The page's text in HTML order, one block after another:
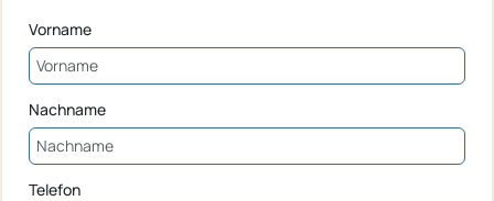
Vorname
Nachname
Telefon